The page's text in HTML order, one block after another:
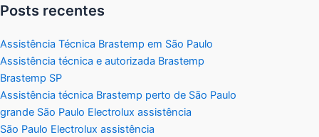
Posts recentes
Assistência Técnica Brastemp em São Paulo
Assistência técnica e autorizada Brastemp
Brastemp SP
Assistência técnica Brastemp perto de São Paulo
grande São Paulo Electrolux assistência
São Paulo Electrolux assistência